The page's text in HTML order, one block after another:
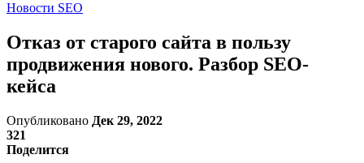
Новости SEO
Отказ от старого сайта в пользу
продвижения нового. Разбор SEO-
кейса
Опубликовано Дек 29, 2022
321
Поделится